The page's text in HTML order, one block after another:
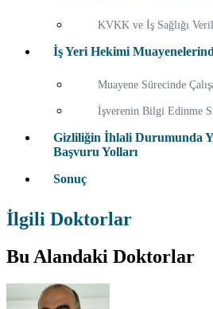
KVKK ve İş Sağlığı
İş Yeri Hekimi
Muayene Sürecinde
İşverenin Bilgi Edinme
Gizliliğin İhlali Durumunda
Başvuru Yolları
Sonuç
İlgili Doktorlar
Bu Alandaki Doktorlar